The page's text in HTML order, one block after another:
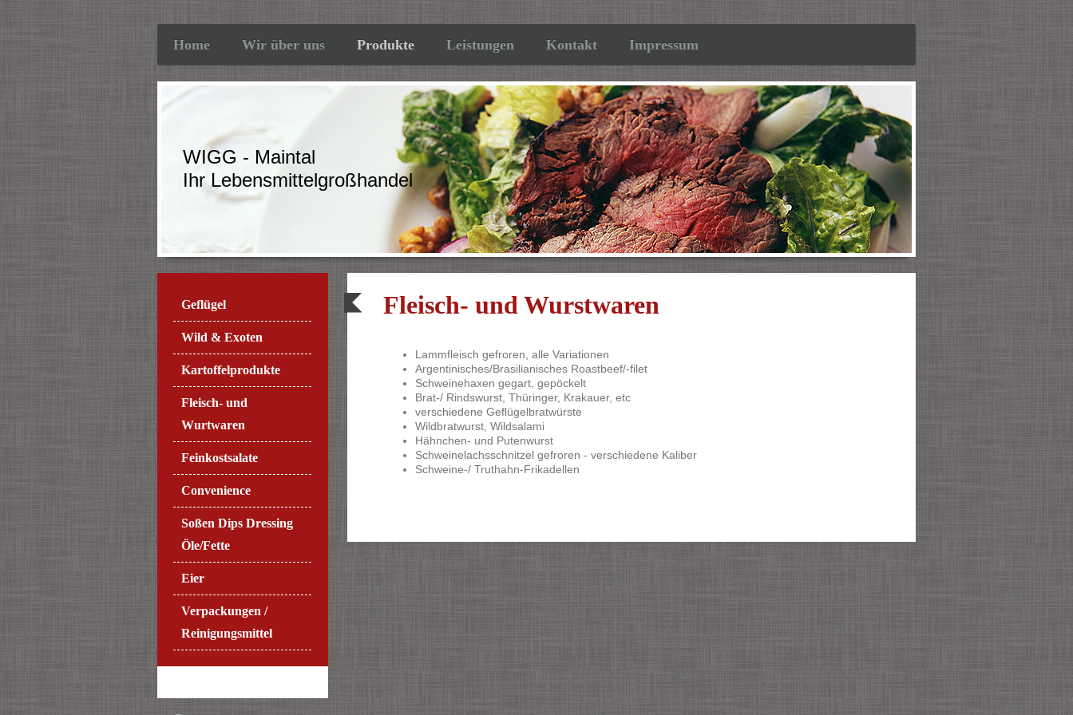
Home Wir über uns Produkte Leistungen Kontakt Impressum
WIGG - Maintal
Ihr Lebensmittelgroßhandel
Fleisch- und Wurstwaren
Lammfleisch gefroren, alle Variationen
Argentinisches/Brasilianisches Roastbeef/-filet
Schweinehaxen gegart, gepöckelt
Brat-/ Rindswurst, Thüringer, Krakauer, etc
verschiedene Geflügelbratwürste
Wildbratwurst, Wildsalami
Hähnchen- und Putenwurst
Schweinelachsschnitzel gefroren - verschiedene Kaliber
Schweine-/ Truthahn-Frikadellen
Geflügel
Wild & Exoten
Kartoffelprodukte
Fleisch- und
Wurtwaren
Feinkostsalate
Convenience
Soßen Dips Dressing
Öle/Fette
Eier
Verpackungen /
Reinigungsmittel